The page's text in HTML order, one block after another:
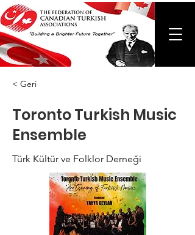
< Geri
Toronto Turkish Music
Ensemble
Türk Kültür ve Folklor Derneği